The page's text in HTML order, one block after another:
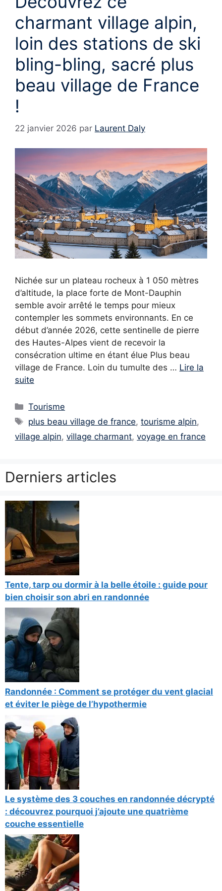
charmant village alpin,
loin des stations de ski
bling-bling, sacré plus
beau village de France
!
22 janvier 2026 par Laurent Daly
Nichée sur un plateau rocheux à 1 050 mètres
d’altitude, la place forte de Mont-Dauphin
semble avoir arrêté le temps pour mieux
contempler les sommets environnants. En ce
début d’année 2026, cette sentinelle de pierre
des Hautes-Alpes vient de recevoir la
consécration ultime en étant élue Plus beau
village de France. Loin du tumulte des … Lire la
suite
Catégories
Tourisme
Étiquettes
plus beau village de france,tourisme alpin,
village alpin, village charmant, voyage en france
Derniers articles
Tente, tarp ou dormir à la belle étoile : guide pour
bien choisir son abri en randonnée
Randonnée : Comment se protéger du vent glacial
et éviter le piège de l’hypothermie
Le système des 3 couches en randonnée décrypté
: découvrez pourquoi j’ajoute une quatrième
couche essentielle